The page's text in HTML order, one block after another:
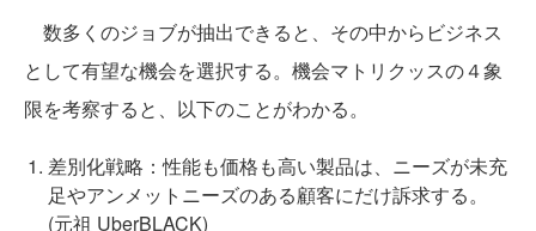
数多くのジョブが抽出できると、その中からビジネス
として有望な機会を選択する。機会マトリクッスの４象
限を考察すると、以下のことがわかる。
差別化戦略：性能も価格も高い製品は、ニーズが未充
足やアンメットニーズのある顧客にだけ訴求する。
(元祖 UberBLACK)